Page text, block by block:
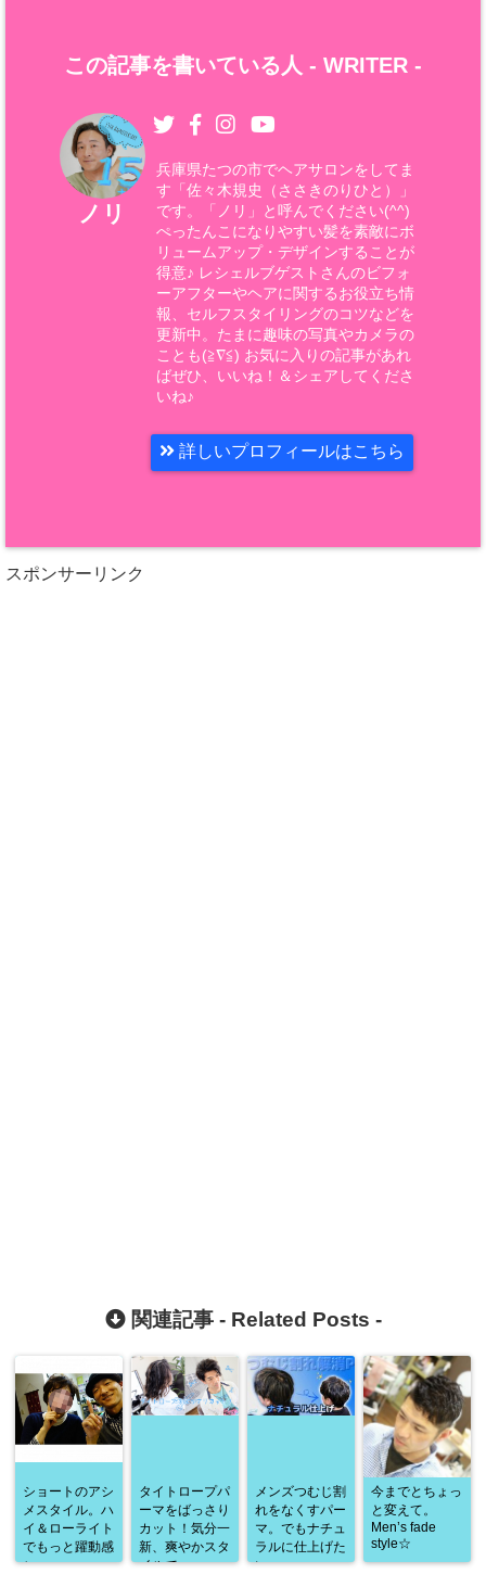
この記事を書いている人 - WRITER -
ノリ
兵庫県たつの市でヘアサロンをしてま
す「佐々木規史（ささきのりひと）」
です。「ノリ」と呼んでください(^^)
ぺったんこになりやすい髪を素敵にボ
リュームアップ・デザインすることが
得意♪ レシェルブゲストさんのビフォ
ーアフターやヘアに関するお役立ち情
報、セルフスタイリングのコツなどを
更新中。たまに趣味の写真やカメラの
ことも(≧∇≦) お気に入りの記事があれ
ばぜひ、いいね！＆シェアしてくださ
いね♪
詳しいプロフィールはこちら
スポンサーリンク
関連記事 - Related Posts -
ショートのアシ
メスタイル。ハ
イ＆ローライト
でもっと躍動感
♪
タイトロープパ
ーマをばっさり
カット！気分一
新、爽やかスタ
イルで♪
メンズつむじ割
れをなくすパー
マ。でもナチュ
ラルに仕上げた
い
今までとちょっ
と変えて。
Men’s fade
style☆